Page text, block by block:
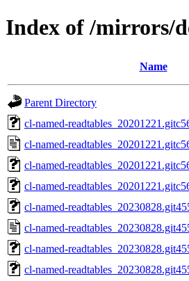
Index of /mirrors/
Name
Parent Directory
cl-named-
cl-named-
cl-named-
cl-named-
cl-named-
cl-named-
cl-named-
cl-named-